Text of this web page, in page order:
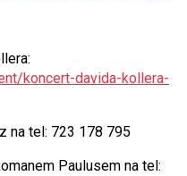
koncert-davida-kollera-
na tel: 723 178 795
Paulusem na tel: